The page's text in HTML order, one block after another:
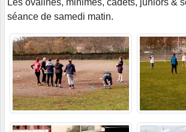
séance de samedi matin.